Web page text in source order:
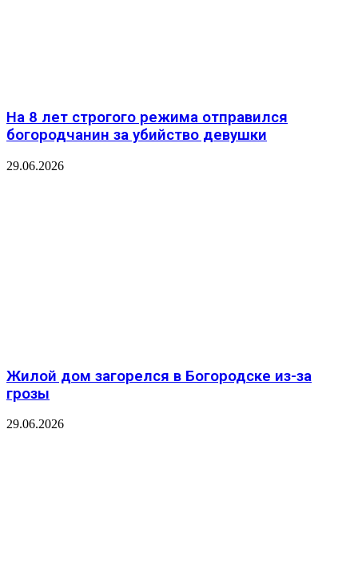
На 8 лет строгого режима отправился
богородчанин за убийство девушки
29.06.2026
Жилой дом загорелся в Богородске из-за
грозы
29.06.2026